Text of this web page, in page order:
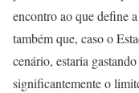
encontro ao que define
também que, caso o
cenário, estaria
significantemente o